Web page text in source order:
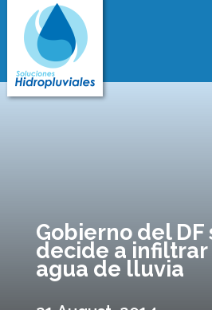
Gobierno del DF
decide a infiltrar
agua de lluvia